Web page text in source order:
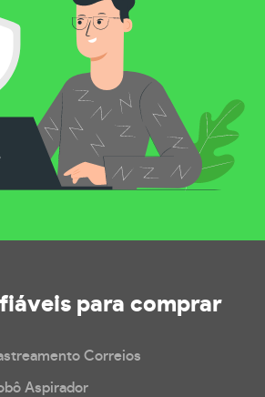
para comprar
Correios
Aspirador